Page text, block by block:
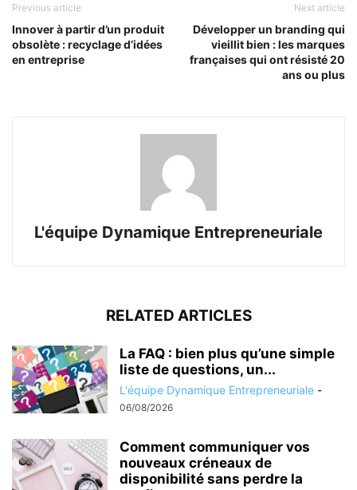
Previous article
Innover à partir d’un produit
obsolète : recyclage d’idées
en entreprise
Next article
Développer un branding qui
vieillit bien : les marques
françaises qui ont résisté 20
ans ou plus
L'équipe Dynamique Entrepreneuriale
RELATED ARTICLES
La FAQ : bien plus qu’une simple
liste de questions, un...
L'équipe Dynamique Entrepreneuriale -
06/08/2026
Comment communiquer vos
nouveaux créneaux de
disponibilité sans perdre la